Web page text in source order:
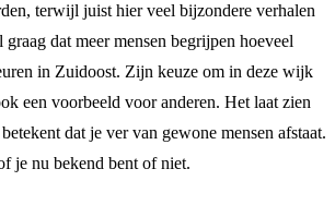
terwijl juist hier veel bijzondere verhalen
dat meer mensen begrijpen hoeveel
in Zuidoost. Zijn keuze om in deze wijk
een voorbeeld voor anderen. Het laat zien
dat je ver van gewone mensen afstaat.
je nu bekend bent of niet.